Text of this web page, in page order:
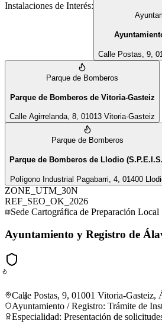
Instalaciones de Interés:
Calle Postas, 9,
Parque de Bomberos
Parque de Bomberos de Vitoria-Gasteiz
Calle Agirrelanda, 8, 01013 Vitoria-Gasteiz
Parque de Bomberos
Parque de Bomberos de Llodio
Polígono Industrial Pagabarri, 4, 01400
ZONE_UTM_30N
REF_SEO_OK_2026
Sede Cartográfica de Preparación Local
Ayuntamiento y Registro de
Calle Postas, 9, 01001 Vitoria-Gasteiz,
Ayuntamiento / Registro: Trámite de
Especialidad: Presentación de